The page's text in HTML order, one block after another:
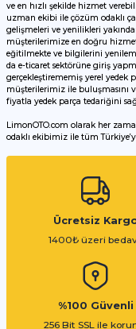
Ürün
Ürün bilgilerinde
Ürün fiyatı diğer
Bu ürüne benzer
ve en hızlı şekilde hizmet
uzman ekibi ile çözüm odaklı
gelişmeleri ve yenilikleri
müşterilerimize en doğru
eğitilmekte ve bilgilerini
da e-ticaret sektörüne giriş
gerçekleştirememiş yerel yedek
müşterilerimiz ile buluşmasını
fiyatla yedek parça tedariğini
LimonOTO.com olarak her
odaklı ekibimiz ile tüm
Ücretsiz
1400₺ üzeri
%100 Güvenli
256 Bit SSL ile